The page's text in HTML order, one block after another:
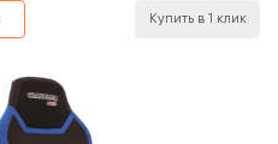
Купить в 1 клик